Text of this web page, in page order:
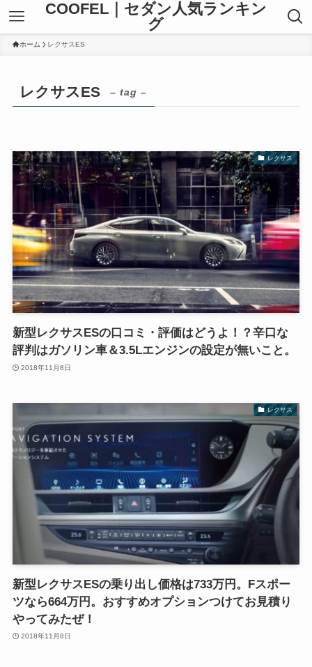
COOFEL｜セダン人気ランキン
グ
ホーム レクサスES
レクサスES – tag –
レクサス
新型レクサスESの口コミ・評価はどうよ！？辛口な
評判はガソリン車＆3.5Lエンジンの設定が無いこと。
2018年11月8日
レクサス
新型レクサスESの乗り出し価格は733万円。Fスポー
ツなら664万円。おすすめオプションつけてお見積り
やってみたぜ！
2018年11月8日